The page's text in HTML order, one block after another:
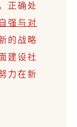
正确处
强与对
的战略
建设社
力在新